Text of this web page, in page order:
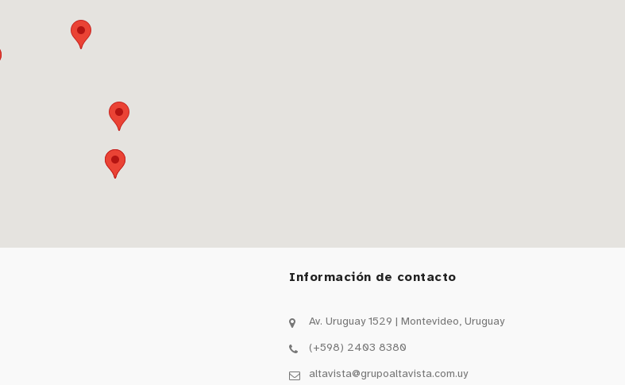
Información de contacto
Av. Uruguay 1529 | Montevideo, Uruguay
(+598) 2403 8380
altavista@grupoaltavista.com.uy